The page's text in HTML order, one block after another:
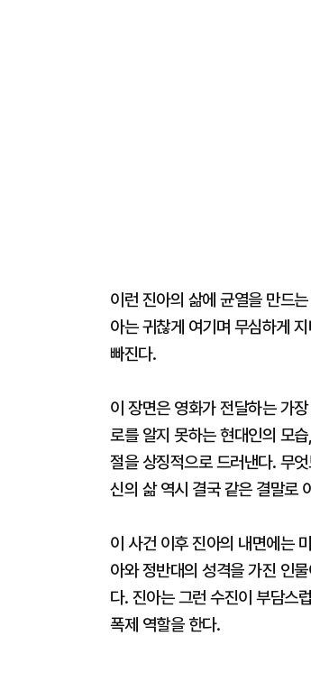
이런 진아의 삶에 균열을 만드
아는 귀찮게 여기며 무심하게
빠진다.
이 장면은 영화가 전달하는 가
로를 알지 못하는 현대인의 모
절을 상징적으로 드러낸다. 무
신의 삶 역시 결국 같은 결말로
이 사건 이후 진아의 내면에는
아와 정반대의 성격을 가진 인
다. 진아는 그런 수진이 부담스
폭제 역할을 한다.